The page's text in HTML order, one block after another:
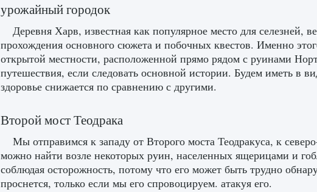
урожайный городок
Деревня Харв, известная как популярное место для селезней,
прохождения основного сюжета и побочных квестов. Именно
открытой местности, расположенной прямо рядом с руинами
путешествия, если следовать основной истории. Будем иметь в
здоровье снижается по сравнению с другими.
Второй мост Теодрака
Мы отправимся к западу от Второго моста Теодракуса, к
можно найти возле некоторых руин, населенных ящерицами и
соблюдая осторожность, потому что его может быть трудно
проснется, только если мы его спровоцируем. атакуя его.